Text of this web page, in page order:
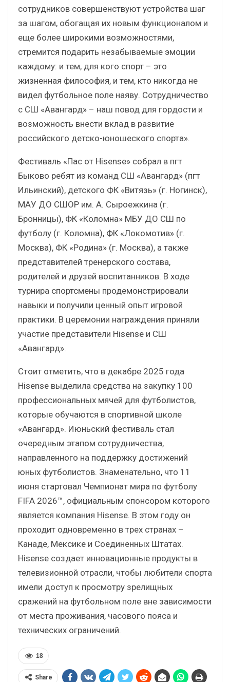
сотрудников совершенствуют устройства шаг
за шагом, обогащая их новым функционалом и
еще более широкими возможностями,
стремится подарить незабываемые эмоции
каждому: и тем, для кого спорт – это
жизненная философия, и тем, кто никогда не
видел футбольное поле наяву. Сотрудничество
с СШ «Авангард» – наш повод для гордости и
возможность внести вклад в развитие
российского детско-юношеского спорта».
Фестиваль «Пас от Hisense» собрал в пгт
Быково ребят из команд СШ «Авангард» (пгт
Ильинский), детского ФК «Витязь» (г. Ногинск),
МАУ ДО СШОР им. А. Сыроежкина (г.
Бронницы), ФК «Коломна» МБУ ДО СШ по
футболу (г. Коломна), ФК «Локомотив» (г.
Москва), ФК «Родина» (г. Москва), а также
представителей тренерского состава,
родителей и друзей воспитанников. В ходе
турнира спортсмены продемонстрировали
навыки и получили ценный опыт игровой
практики. В церемонии награждения приняли
участие представители Hisense и СШ
«Авангард».
Стоит отметить, что в декабре 2025 года
Hisense выделила средства на закупку 100
профессиональных мячей для футболистов,
которые обучаются в спортивной школе
«Авангард». Июньский фестиваль стал
очередным этапом сотрудничества,
направленного на поддержку достижений
юных футболистов. Знаменательно, что 11
июня стартовал Чемпионат мира по футболу
FIFA 2026™, официальным спонсором которого
является компания Hisense. В этом году он
проходит одновременно в трех странах –
Канаде, Мексике и Соединенных Штатах.
Hisense создает инновационные продукты в
телевизионной отрасли, чтобы любители спорта
имели доступ к просмотру зрелищных
сражений на футбольном поле вне зависимости
от места проживания, часового пояса и
технических ограничений.
18
Share